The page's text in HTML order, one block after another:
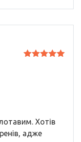
Хотів
адже